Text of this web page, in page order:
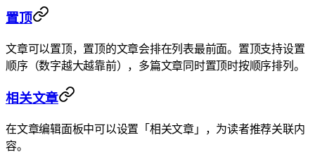
置顶
文章可以置顶，置顶的文章会排在列表最前面。置顶支持设置
顺序（数字越大越靠前），多篇文章同时置顶时按顺序排列。
相关文章
在文章编辑面板中可以设置「相关文章」，为读者推荐关联内
容。